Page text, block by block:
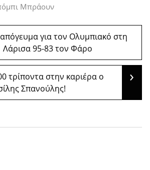
Μπράουν
για τον Ολυμπιακό στη
Λάρισα 95-83 τον Φάρο
τρίποντα στην καριέρα ο
Σπανούλης!
›